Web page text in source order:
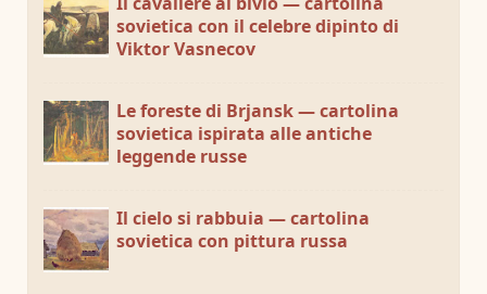
sovietica con il celebre dipinto di
Viktor Vasnecov
Le foreste di Brjansk — cartolina
sovietica ispirata alle antiche
leggende russe
Il cielo si rabbuia — cartolina
sovietica con pittura russa